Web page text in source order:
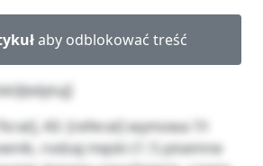
aby odblokować treść
AS: [referat] wymowa ?/i
rodzaj męski (1.1) pisemne